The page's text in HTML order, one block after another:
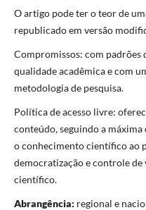
O artigo pode ter o teor de
republicado em versão
Compromissos: com padrões
qualidade acadêmica e com
metodologia de pesquisa.
Política de acesso livre:
conteúdo, seguindo a
o conhecimento científico ao
democratização e controle
científico.
Abrangência: regional e